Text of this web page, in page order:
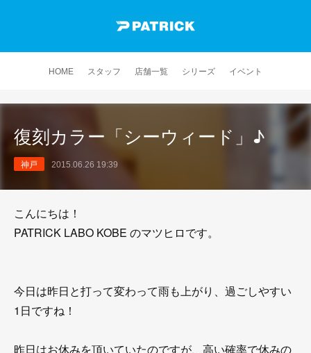
HOME スタッフ 店舗一覧 シリーズ イベント
復刻カラー「シーウィード」♪
神戸 2015.06.26 19:39
こんにちは！
PATRICK LABO KOBE のマツヒロです。
今日は昨日と打って変わって雨も上がり、過ごしやすい
1日ですね！
昨日はお休みを頂いていたのですが、高い確率で休みの